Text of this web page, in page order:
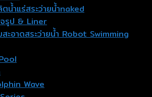
น้ำแร่สระว่ายน้ำnaked
จรูป & Liner
ะอาดสระว่ายน้ำ Robot Swimming
Wave